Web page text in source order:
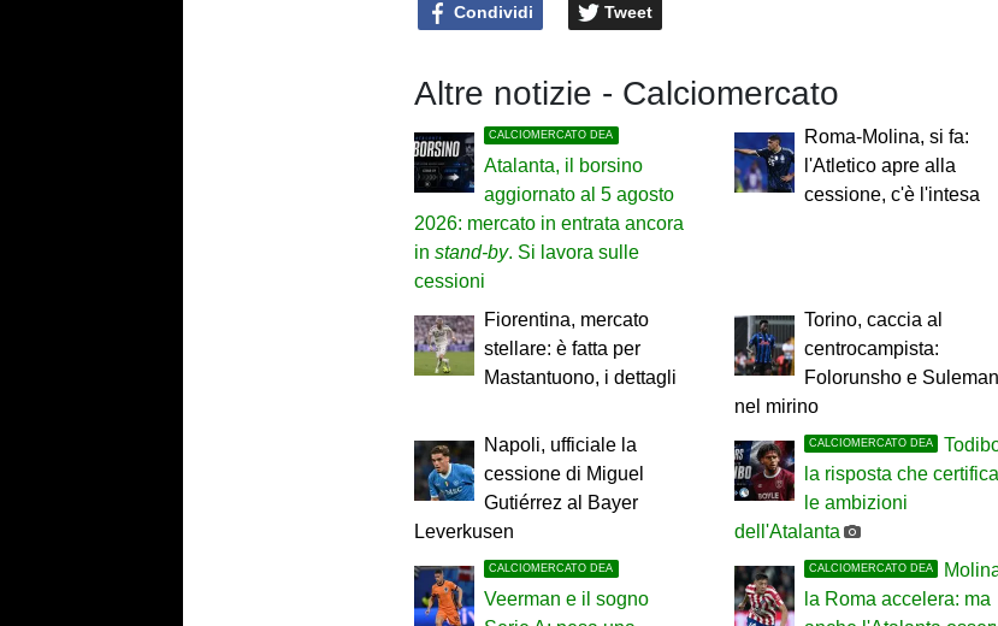
Condividi Tweet
Altre notizie - Calciomercato
CALCIOMERCATO DEA
Atalanta, il borsino
aggiornato al 5 agosto
2026: mercato in entrata ancora
instand-by. Si lavora sulle
cessioni
Roma-Molina, si fa:
l'Atletico apre alla
cessione, c'è l'intesa
Fiorentina, mercato
stellare: è fatta per
Mastantuono, i dettagli
Torino, caccia al
centrocampista:
Folorunsho e
nel mirino
Napoli, ufficiale la
cessione di Miguel
Gutiérrez al Bayer
Leverkusen
CALCIOMERCATO DEA
la risposta che certifica
le ambizioni
dell'Atalanta
CALCIOMERCATO DEA
Veerman e il sogno
CALCIOMERCATO DEA
la Roma accelera: ma